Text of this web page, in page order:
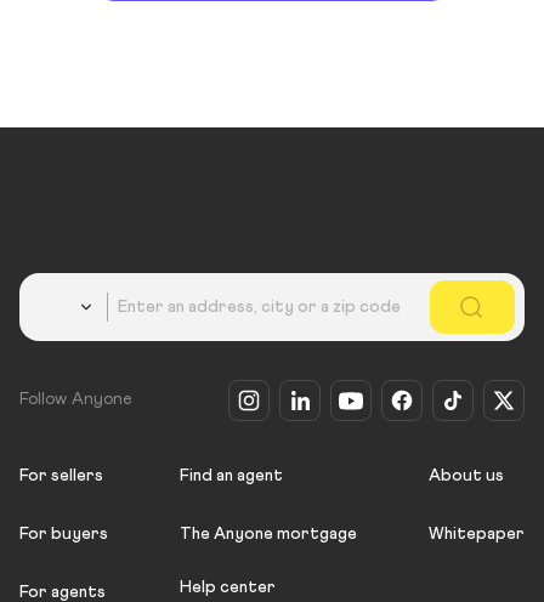
Follow Anyone
For sellers
For buyers
For agents
Find an agent
The Anyone mortgage
Help center
About us
Whitepaper